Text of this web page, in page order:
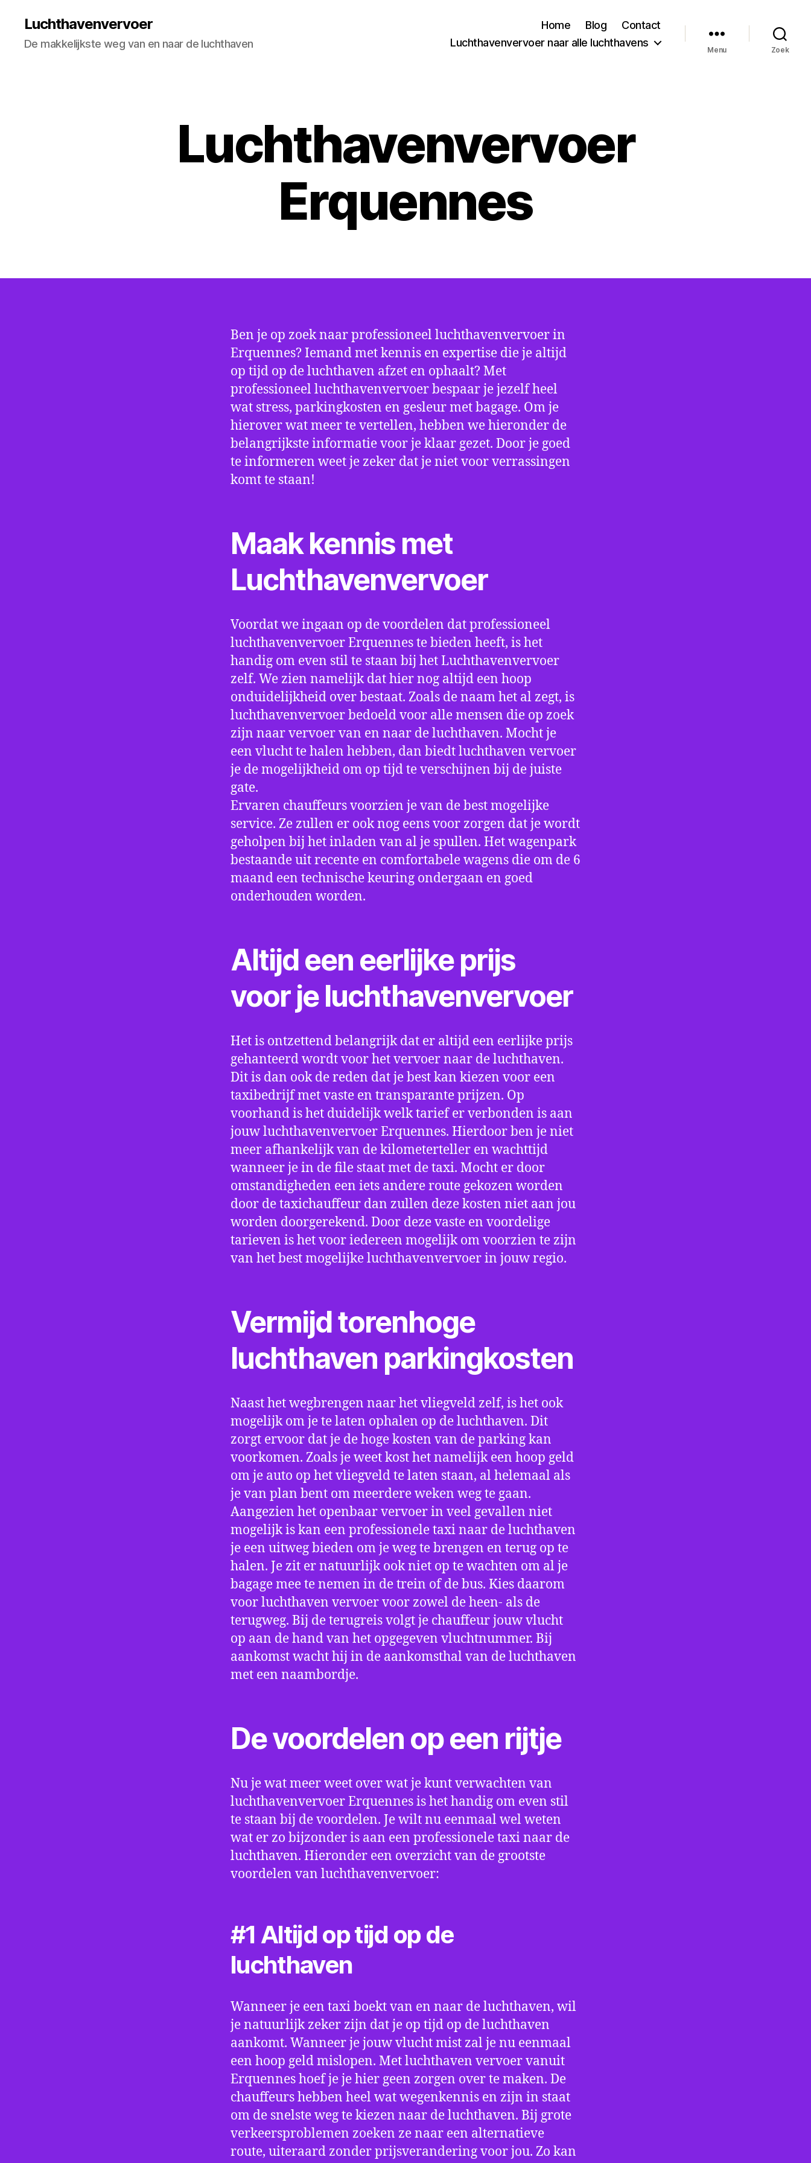
Luchthavenvervoer
De makkelijkste weg van en naar de luchthaven
Home Blog
Contact
Luchthavenvervoer naar alle luchthavens
Menu Zoek
Luchthavenvervoer
Erquennes
Ben je op zoek naar professioneel luchthavenvervoer in
Erquennes? Iemand met kennis en expertise die je altijd
op tijd op de luchthaven afzet en ophaalt? Met
professioneel luchthavenvervoer bespaar je jezelf heel
wat stress, parkingkosten en gesleur met bagage. Om je
hierover wat meer te vertellen, hebben we hieronder de
belangrijkste informatie voor je klaar gezet. Door je goed
te informeren weet je zeker dat je niet voor verrassingen
komt te staan!
Maak kennis met
Luchthavenvervoer
Voordat we ingaan op de voordelen dat professioneel
luchthavenvervoer Erquennes te bieden heeft, is het
handig om even stil te staan bij het Luchthavenvervoer
zelf. We zien namelijk dat hier nog altijd een hoop
onduidelijkheid over bestaat. Zoals de naam het al zegt, is
luchthavenvervoer bedoeld voor alle mensen die op zoek
zijn naar vervoer van en naar de luchthaven. Mocht je
een vlucht te halen hebben, dan biedt luchthaven vervoer
je de mogelijkheid om op tijd te verschijnen bij de juiste
gate.
Ervaren chauffeurs voorzien je van de best mogelijke
service. Ze zullen er ook nog eens voor zorgen dat je wordt
geholpen bij het inladen van al je spullen. Het wagenpark
bestaande uit recente en comfortabele wagens die om de 6
maand een technische keuring ondergaan en goed
onderhouden worden.
Altijd een eerlijke prijs
voor je luchthavenvervoer
Het is ontzettend belangrijk dat er altijd een eerlijke prijs
gehanteerd wordt voor het vervoer naar de luchthaven.
Dit is dan ook de reden dat je best kan kiezen voor een
taxibedrijf met vaste en transparante prijzen. Op
voorhand is het duidelijk welk tarief er verbonden is aan
jouw luchthavenvervoer Erquennes. Hierdoor ben je niet
meer afhankelijk van de kilometerteller en wachttijd
wanneer je in de file staat met de taxi. Mocht er door
omstandigheden een iets andere route gekozen worden
door de taxichauffeur dan zullen deze kosten niet aan jou
worden doorgerekend. Door deze vaste en voordelige
tarieven is het voor iedereen mogelijk om voorzien te zijn
van het best mogelijke luchthavenvervoer in jouw regio.
Vermijd torenhoge
luchthaven parkingkosten
Naast het wegbrengen naar het vliegveld zelf, is het ook
mogelijk om je te laten ophalen op de luchthaven. Dit
zorgt ervoor dat je de hoge kosten van de parking kan
voorkomen. Zoals je weet kost het namelijk een hoop geld
om je auto op het vliegveld te laten staan, al helemaal als
je van plan bent om meerdere weken weg te gaan.
Aangezien het openbaar vervoer in veel gevallen niet
mogelijk is kan een professionele taxi naar de luchthaven
je een uitweg bieden om je weg te brengen en terug op te
halen. Je zit er natuurlijk ook niet op te wachten om al je
bagage mee te nemen in de trein of de bus. Kies daarom
voor luchthaven vervoer voor zowel de heen- als de
terugweg. Bij de terugreis volgt je chauffeur jouw vlucht
op aan de hand van het opgegeven vluchtnummer. Bij
aankomst wacht hij in de aankomsthal van de luchthaven
met een naambordje.
De voordelen op een rijtje
Nu je wat meer weet over wat je kunt verwachten van
luchthavenvervoer Erquennes is het handig om even stil
te staan bij de voordelen. Je wilt nu eenmaal wel weten
wat er zo bijzonder is aan een professionele taxi naar de
luchthaven. Hieronder een overzicht van de grootste
voordelen van luchthavenvervoer:
#1 Altijd op tijd op de
luchthaven
Wanneer je een taxi boekt van en naar de luchthaven, wil
je natuurlijk zeker zijn dat je op tijd op de luchthaven
aankomt. Wanneer je jouw vlucht mist zal je nu eenmaal
een hoop geld mislopen. Met luchthaven vervoer vanuit
Erquennes hoef je je hier geen zorgen over te maken. De
chauffeurs hebben heel wat wegenkennis en zijn in staat
om de snelste weg te kiezen naar de luchthaven. Bij grote
verkeersproblemen zoeken ze naar een alternatieve
route, uiteraard zonder prijsverandering voor jou. Zo kan